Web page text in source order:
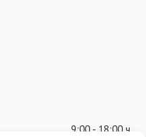
9:00 - 18:00 ч.